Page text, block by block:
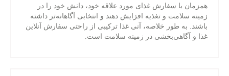
همزمان با سفارش غذای مورد علاقه خود، دانش خود را در
زمینه سلامت و تغذیه افزایش دهند و انتخابی آگاهانه‌تر داشته
باشند. به طور خلاصه، آنی غذا ترکیبی از راحتی سفارش آنلاین
غذا و آگاهی‌بخشی در زمینه سلامت است.